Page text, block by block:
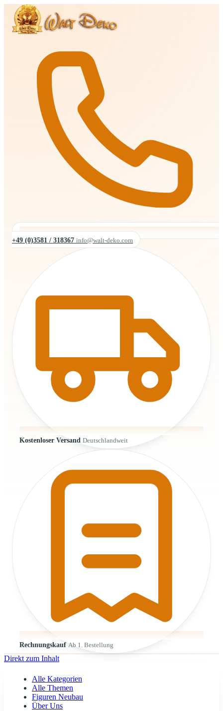
+49 (0)3581 / 318367 info@walt-deko.com
Kostenloser Versand Deutschlandweit
Rechnungskauf Ab 1. Bestellung
Direkt zum Inhalt
Alle Kategorien
Alle Themen
Figuren Neubau
Über Uns